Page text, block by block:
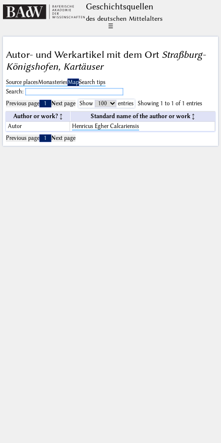
Geschichts­quellen
des deutschen Mittelalters
☰
Autor- und Werkartikel mit dem Ort Straßburg-
Königshofen, Kartäuser
Source placesMonasteriesMapSearch tips
Search:
Previous page
1 Next page Show entries
Showing 1 to 1 of 1 entries
Author or work?
Standard name of the author or work
Autor
Henricus Egher Calcariensis
Previous page
1 Next page